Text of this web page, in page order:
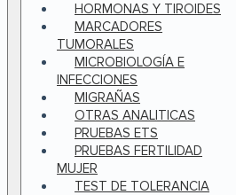
HORMONAS Y TIROIDES
MARCADORES
TUMORALES
MICROBIOLOGÍA E
INFECCIONES
MIGRAÑAS
OTRAS ANALITICAS
PRUEBAS ETS
PRUEBAS FERTILIDAD
MUJER
TEST DE TOLERANCIA